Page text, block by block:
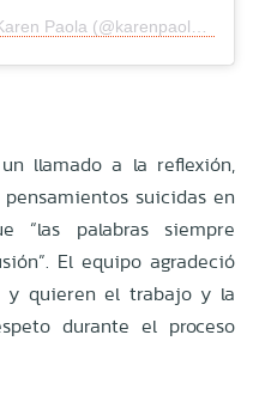
llamado a la reflexión,
suicidas en
“las palabras siempre
El equipo agradeció
y quieren el trabajo y la
durante el proceso